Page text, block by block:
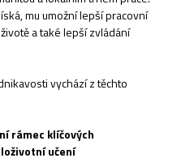
mu umožní lepší pracovní
a také lepší zvládání
vychází z těchto
rámec klíčových
učení